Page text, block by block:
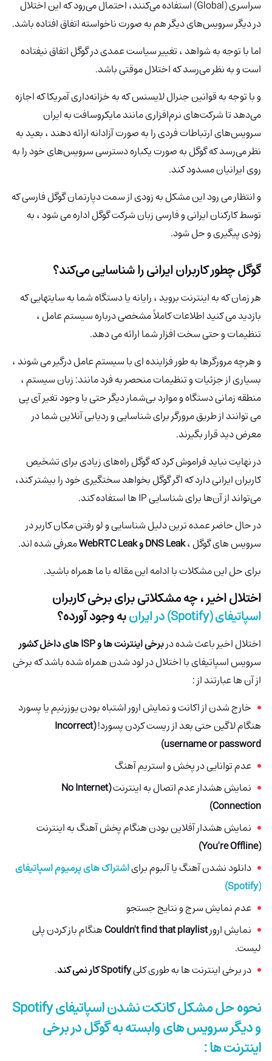
سراسری (Global) استفاده می‌کنند، احتمال می‌رود که این اختلال
در دیگر سرویس‌های دیگر هم به صورت ناخواسته اتفاق افتاده باشد.
اما با توجه به شواهد ، تغییر سیاست عمدی در گوگل اتفاق نیفتاده
است و به نظر می‌رسد که اختلال موقتی باشد.
و با توجه به قوانین جنرال لایسنس که به خزانه‌داری آمریکا که اجازه
می‌دهد تا شرکت‌های نرم‌افزاری مانند مایکروسافت به ایران
سرویس‌های ارتباطات فردی را به صورت آزادانه ارائه دهند ، بعید به
نظر می‌رسد که گوگل به صورت یکباره دسترسی سرویس‌های خود را به
روی ایرانیان مسدود کند.
و انتظار می رود این مشکل به زودی از سمت دپارتمان گوگل فارسی که
توسط کارکنان ایرانی و فارسی زبان شرکت گوگل اداره می شود ، به
زودی پیگیری و حل شود.
گوگل چطور کاربران ایرانی را شناسایی می‌کند؟
هر زمان که به اینترنت بروید ، رایانه یا دستگاه شما به سایتهایی که
بازدید می کنید اطلاعات کاملاً مشخصی درباره سیستم عامل ،
تنظیمات و حتی سخت افزار شما ارائه می دهد.
و هرچه مرورگرها به طور فزاینده ای با سیستم عامل درگیر می شوند ،
بسیاری از جزئیات و تنظیمات منحصر به فرد مانند: زبان سیستم ،
منطقه زمانی دستگاه و موارد بی‌شمار دیگر حتی با وجود تغیر آی پی
می توانند از طریق مرورگر برای شناسایی و ردیابی آنلاین شما در
معرض دید قرار بگیرند.
در نهایت نباید فراموش کرد که گوگل راه‌های زیادی برای تشخیص
کاربران ایرانی دارد که اگر گوگل بخواهد سختگیری خود را بیشتر کند،
می‌تواند از آن‌ها برای شناسایی IP‌ ها استفاده کند.
در حال حاضر عمده ترین دلیل شناسایی و لو رفتن مکان کاربر در
سرویس های گوگل ،DNS Leak و WebRTC Leak
معرفی شده اند.
برای حل این مشکلات با ادامه این مقاله با ما همراه باشید.
اختلال اخیر ، چه مشکلاتی برای برخی کاربران
اسپاتیفای (Spotify)
در ایرانبه وجود آورده؟
اختلال اخیر باعث شده دربرخی اینترنت ها و ISP های داخل کشور
سرویس اسپاتیفای با اختلال در لود شدن همراه شده باشد که برخی
از آن ها عبارتند از :
خارج شدن از اکانت و نمایش ارور اشتباه بودن یوزرنیم یا پسورد
هنگام لاگین حتی بعد از ریست کردن پسورد!(Incorrect
username or password)
عدم توانایی در پخش و استریم آهنگ
نمایش هشدار عدم اتصال به اینترنت(No Internet
Connection)
نمایش هشدار آفلاین بودن هنگام پخش آهنگ به اینترنت
(You're Offline)
دانلود نشدن آهنگ یا آلبوم برایاشتراک های پرمیوم اسپاتیفای
(Spotify)
عدم نمایش سرچ و نتایج جستجو
نمایش ارورCouldn't find that playlistهنگام باز کردن پلی
لیست.
در برخی اینترنت ها به طوری کلیSpotify کار نمی کند .
نحوه حل مشکل کانکت نشدناسپاتیفای Spotify
و دیگر سرویس های وابسته به گوگل در برخی
اینترنت ها :